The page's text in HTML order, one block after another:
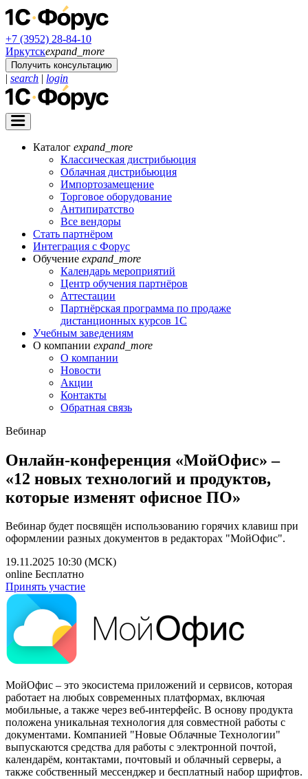
+7 (3952) 28-84-10
Иркутскexpand_more
Получить консультацию
| search | login
Каталог expand_more
Классическая дистрибьюция
Облачная дистрибьюция
Импортозамещение
Торговое оборудование
Антипиратство
Все вендоры
Стать партнёром
Интеграция с Форус
Обучение expand_more
Календарь мероприятий
Центр обучения партнёров
Аттестации
Партнёрская программа по продаже
дистанционных курсов 1С
Учебным заведениям
О компании expand_more
О компании
Новости
Акции
Контакты
Обратная связь
Вебинар
Онлайн-конференция «МойОфис» –
«12 новых технологий и продуктов,
которые изменят офисное ПО»
Вебинар будет посвящён использованию горячих клавиш при
оформлении разных документов в редакторах "МойОфис".
19.11.2025 10:30 (МСК)
online Бесплатно
Принять участие
МойОфис – это экосистема приложений и сервисов, которая
работает на любых современных платформах, включая
мобильные, а также через веб-интерфейс. В основу продукта
положена уникальная технология для совместной работы с
документами. Компанией "Новые Облачные Технологии"
выпускаются средства для работы с электронной почтой,
календарём, контактами, почтовый и облачный серверы, а
также собственный мессенджер и бесплатный набор шрифтов.